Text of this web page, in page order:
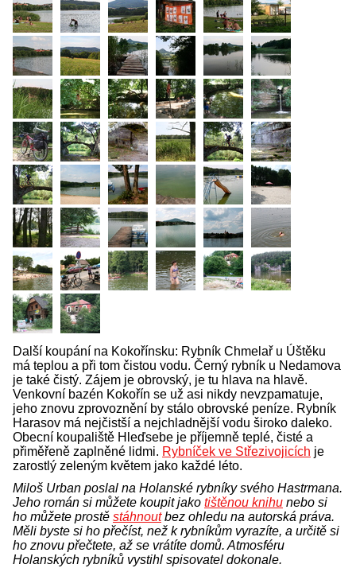
Další koupání na Kokořínsku: Rybník Chmelař u Úštěku
má teplou a při tom čistou vodu. Černý rybník u Nedamova
je také čistý. Zájem je obrovský, je tu hlava na hlavě.
Venkovní bazén Kokořín se už asi nikdy nevzpamatuje,
jeho znovu zprovoznění by stálo obrovské peníze. Rybník
Harasov má nejčistší a nejchladnější vodu široko daleko.
Obecní koupaliště Hleďsebe je příjemně teplé, čisté a
přiměřeně zaplněné lidmi. Rybníček ve Střezivojicích je
zarostlý zeleným květem jako každé léto.
Miloš Urban poslal na Holanské rybníky svého Hastrmana.
Jeho román si můžete koupit jako tištěnou knihu nebo si
ho můžete prostě stáhnoutbez ohledu na autorská práva.
Měli byste si ho přečíst, než k rybníkům vyrazíte, a určitě si
ho znovu přečtete, až se vrátíte domů. Atmosféru
Holanských rybníků vystihl spisovatel dokonale.